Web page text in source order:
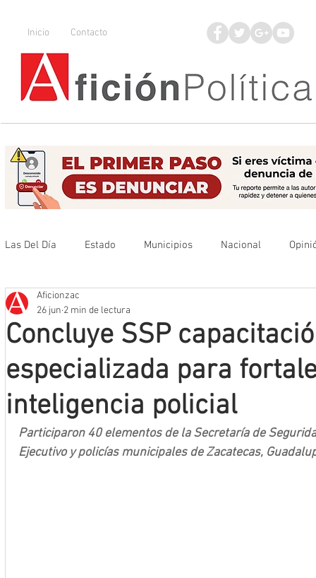
Inicio Contacto
Las Del Día Estado Municipios Nacional
Que no se olvide
Mineros LNBP
Concluye SSP
especializada para
inteligencia policial
Aficionzac
26 jun 2 min de lectura
Participaron 40 elementos de la Secretaría de
Ejecutivo y policías municipales de Zacatecas,